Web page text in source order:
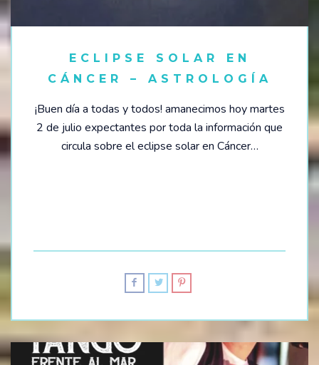
ECLIPSE SOLAR EN
CÁNCER – ASTROLOGÍA
¡Buen día a todas y todos! amanecimos hoy martes
2 de julio expectantes por toda la información que
circula sobre el eclipse solar en Cáncer…